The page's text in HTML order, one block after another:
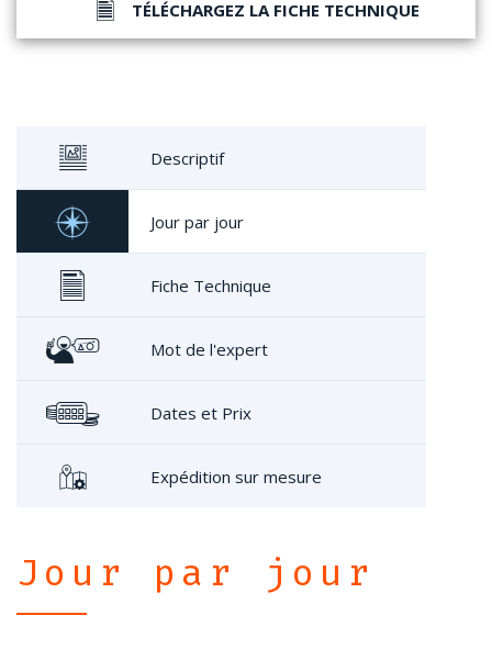
TÉLÉCHARGEZ LA FICHE TECHNIQUE
Descriptif
Jour par jour
Fiche Technique
Mot de l'expert
Dates et Prix
Expédition sur mesure
Jour par jour